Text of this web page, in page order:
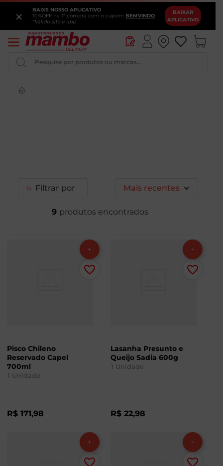
BAIXE NOSSO APLICATIVO
10%OFF na 1ª compra com o cupom BEMVINDO
*Válido site e app
BAIXAR
APLICATIVO
×
Pesquise por produtos ou marcas...
Filtrar Mais recentes
9
Pisco Chileno
Reservado Capel
700ml
1 Unidade
R$ 171,98
Lasanha Presunto e
Queijo Sadia 600g
1 Unidade
R$ 22,98